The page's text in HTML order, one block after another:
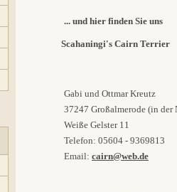
... und hier finden Sie uns
Scahaningi's Cairn Terrier
Gabi und Ottmar Kreutz
37247 Großalmerode (in der
Weiße Gelster 11
Telefon: 05604 - 9369813
Email: cairn@web.de